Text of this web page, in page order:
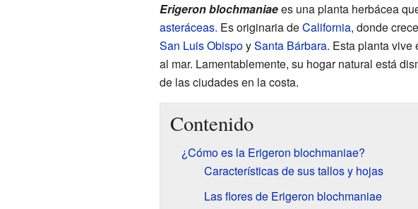
Erigeron blochmaniaees una planta herbácea
asteráceas. Es originaria deCalifornia, donde
San Luis ObispoySanta Bárbara. Esta planta vive
al mar. Lamentablemente, su hogar natural está
de las ciudades en la costa.
Contenido
¿Cómo es la Erigeron blochmaniae?
Características de sus tallos y hojas
Las flores de Erigeron blochmaniae